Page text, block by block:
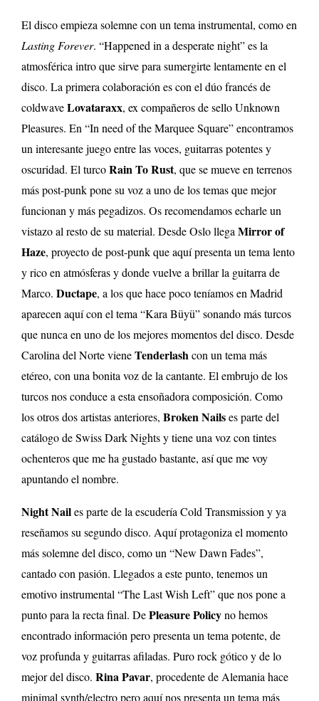
El disco empieza solemne con un tema instrumental, como en
Lasting Forever. “Happened in a desperate night” es la
atmosférica intro que sirve para sumergirte lentamente en el
disco. La primera colaboración es con el dúo francés de
coldwaveLovataraxx, ex compañeros de sello Unknown
Pleasures. En “In need of the Marquee Square” encontramos
un interesante juego entre las voces, guitarras potentes y
oscuridad. El turcoRain To Rust, que se mueve en terrenos
más post-punk pone su voz a uno de los temas que mejor
funcionan y más pegadizos. Os recomendamos echarle un
vistazo al resto de su material. Desde Oslo llega Mirror of
Haze, proyecto de post-punk que aquí presenta un tema lento
y rico en atmósferas y donde vuelve a brillar la guitarra de
Marco. Ductape, a los que hace poco teníamos en Madrid
aparecen aquí con el tema “Kara Büyü” sonando más turcos
que nunca en uno de los mejores momentos del disco. Desde
Carolina del Norte vieneTenderlashcon un tema más
etéreo, con una bonita voz de la cantante. El embrujo de los
turcos nos conduce a esta ensoñadora composición. Como
los otros dos artistas anteriores, Broken Nailses parte del
catálogo de Swiss Dark Nights y tiene una voz con tintes
ochenteros que me ha gustado bastante, así que me voy
apuntando el nombre.
Night Nailes parte de la escudería Cold Transmission y ya
reseñamos su segundo disco. Aquí protagoniza el momento
más solemne del disco, como un “New Dawn Fades”,
cantado con pasión. Llegados a este punto, tenemos un
emotivo instrumental “The Last Wish Left” que nos pone a
punto para la recta final. DePleasure Policyno hemos
encontrado información pero presenta un tema potente, de
voz profunda y guitarras afiladas. Puro rock gótico y de lo
mejor del disco. Rina Pavar, procedente de Alemania hace
minimal synth/electro pero aquí nos presenta un tema más